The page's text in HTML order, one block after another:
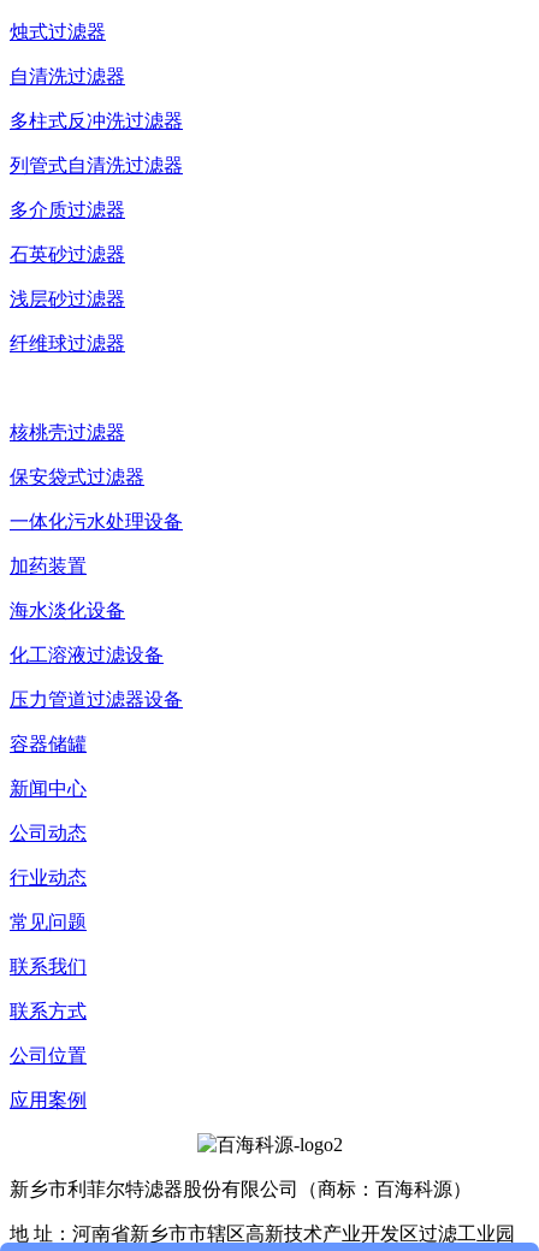
烛式过滤器
自清洗过滤器
多柱式反冲洗过滤器
列管式自清洗过滤器
多介质过滤器
石英砂过滤器
浅层砂过滤器
纤维球过滤器
核桃壳过滤器
保安袋式过滤器
一体化污水处理设备
加药装置
海水淡化设备
化工溶液过滤设备
压力管道过滤器设备
容器储罐
新闻中心
公司动态
行业动态
常见问题
联系我们
联系方式
公司位置
应用案例
新乡市利菲尔特滤器股份有限公司（商标：百海科源）
地 址：河南省新乡市市辖区高新技术产业开发区过滤工业园